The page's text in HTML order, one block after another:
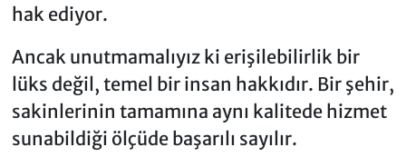
hak ediyor.
Ancak unutmamalıyız ki erişilebilirlik bir
lüks değil, temel bir insan hakkıdır. Bir şehir,
sakinlerinin tamamına aynı kalitede hizmet
sunabildiği ölçüde başarılı sayılır.